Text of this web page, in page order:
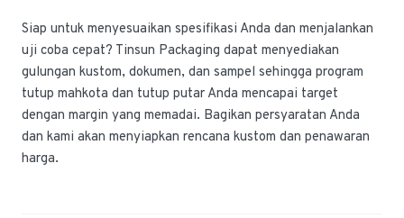
Siap untuk menyesuaikan spesifikasi Anda dan menjalankan
uji coba cepat? Tinsun Packaging dapat menyediakan
gulungan kustom, dokumen, dan sampel sehingga program
tutup mahkota dan tutup putar Anda mencapai target
dengan margin yang memadai. Bagikan persyaratan Anda
dan kami akan menyiapkan rencana kustom dan penawaran
harga.